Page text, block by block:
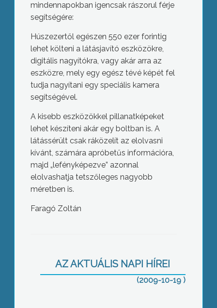
mindennapokban igencsak rászorul férje
segítségére:
Húszezertől egészen 550 ezer forintig
lehet költeni a látásjavító eszközökre,
digitális nagyítókra, vagy akár arra az
eszközre, mely egy egész tévé képét fel
tudja nagyítani egy speciális kamera
segítségével.
A kisebb eszközökkel pillanatképeket
lehet készíteni akár egy boltban is. A
látássérült csak ráközelít az elolvasni
kívánt, számára apróbetűs információra,
majd „lefényképezve” azonnal
elolvashatja tetszőleges nagyobb
méretben is.
Faragó Zoltán
AZ AKTUÁLIS NAPI HÍREI
(2009-10-19 )
elnyert új befektetővel kapcsolatban